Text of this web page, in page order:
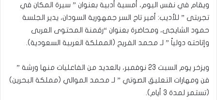
ويقام في نفس اليوم، أمسية أدبية بعنوان ” سيرة المكان في
تجربتى ” للأديب: أمير تاج السر جمهورية السودان، يدير الجلسة
حمود الشايجى، ومحاضرة بعنوان “رقمنة المحتوى العربى
وإتاحته دولياً ” لـ محمد الفريح (المملكة العربية السعودية).
ويزخر يوم السبت 23 نوفمبر، بالعديد من الفاعليات منها ورشة ”
فن ومهارات التعليق الصوتي ” لـ محمد الموالي (مملكة البحرين)
(تستمر لمدة 3 أيام).